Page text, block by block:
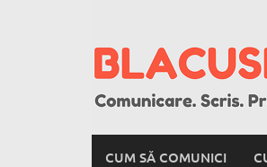
CUM SĂ COMUNICI